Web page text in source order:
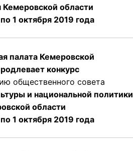
области
1 октября 2019 года
палата Кемеровской
конкурс
общественного совета
и национальной политики
области
1 октября 2019 года